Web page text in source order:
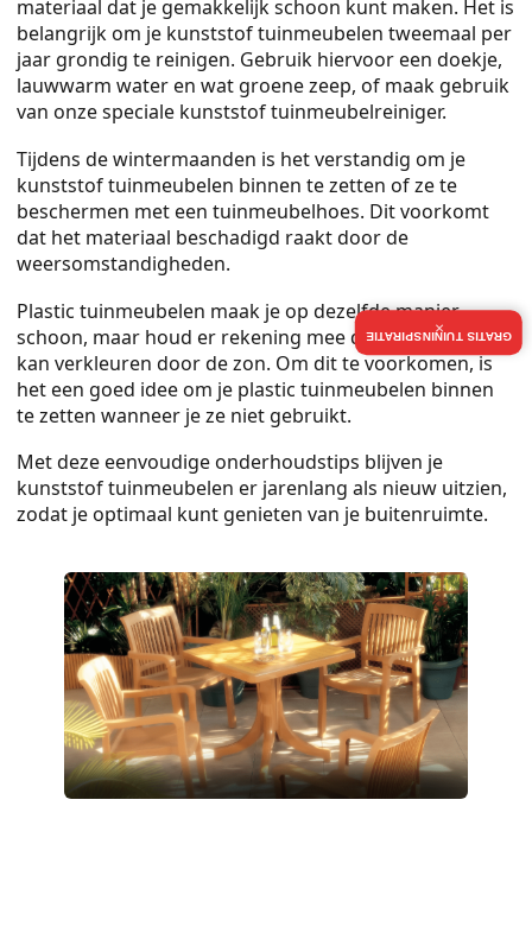
materiaal dat je gemakkelijk schoon kunt maken. Het is
belangrijk om je kunststof tuinmeubelen tweemaal per
jaar grondig te reinigen. Gebruik hiervoor een doekje,
lauwwarm water en wat groene zeep, of maak gebruik
van onze speciale kunststof tuinmeubelreiniger.
Tijdens de wintermaanden is het verstandig om je
kunststof tuinmeubelen binnen te zetten of ze te
beschermen met een tuinmeubelhoes. Dit voorkomt
dat het materiaal beschadigd raakt door de
weersomstandigheden.
Plastic tuinmeubelen maak je op dezelfde manier
schoon, maar houd er rekening mee dat plastic sneller
kan verkleuren door de zon. Om dit te voorkomen, is
het een goed idee om je plastic tuinmeubelen binnen
te zetten wanneer je ze niet gebruikt.
Met deze eenvoudige onderhoudstips blijven je
kunststof tuinmeubelen er jarenlang als nieuw uitzien,
zodat je optimaal kunt genieten van je buitenruimte.
GRATIS TUININSPIRATIE
×